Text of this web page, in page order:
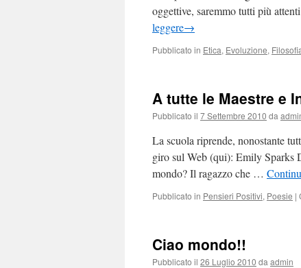
oggettive, saremmo tutti più
leggere→
Pubblicato in Etica, Evoluzione,
A tutte le Maestre e
Pubblicato il 7 Settembre 2010 da
La scuola riprende, nonostante
giro sul Web (qui): Emily Sparks
mondo? Il ragazzo che …
Pubblicato in Pensieri Positivi, Poesie |
Ciao mondo!!
Pubblicato il 26 Luglio 2010 da admin